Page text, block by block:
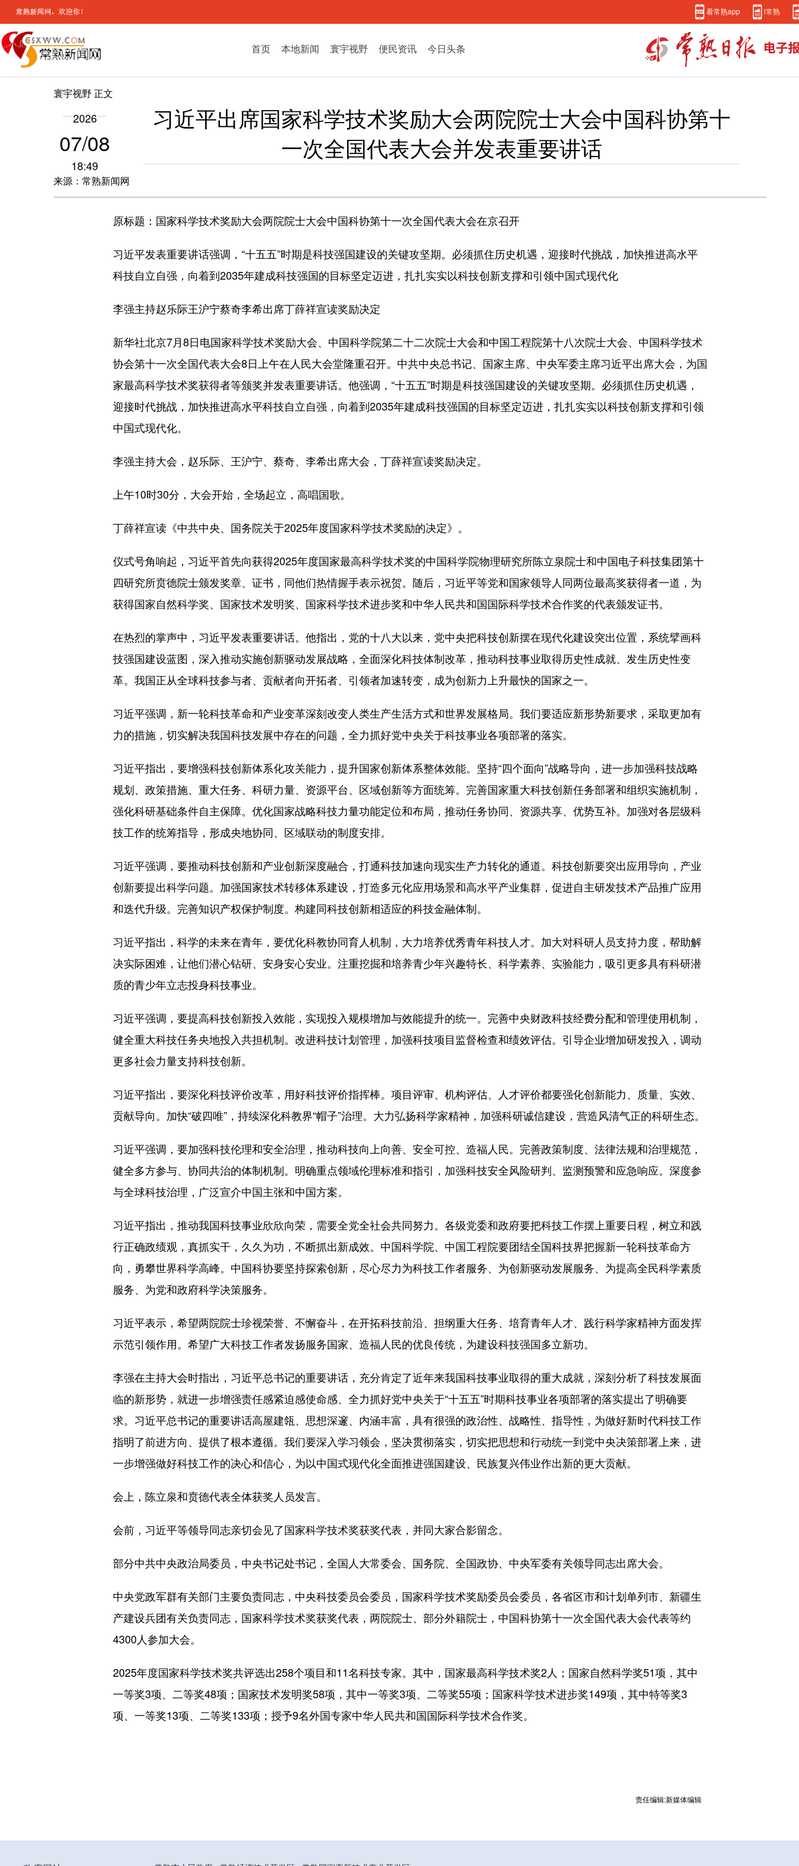
看常熟app i常熟
首页 本地新闻 寰宇视野 便民资讯 今日头条
寰宇视野 正文
2026
07/08
18:49
来源：常熟新闻网
习近平出席国家科学技术奖励大会两院院士大会中国科协第十
一次全国代表大会并发表重要讲话
原标题：国家科学技术奖励大会两院院士大会中国科协第十一次全国代表大会在京召开
习近平发表重要讲话强调，“十五五”时期是科技强国建设的关键攻坚期。必须抓住历史机遇，迎接时代挑战，加快推进高水平
科技自立自强，向着到2035年建成科技强国的目标坚定迈进，扎扎实实以科技创新支撑和引领中国式现代化
李强主持赵乐际王沪宁蔡奇李希出席丁薛祥宣读奖励决定
新华社北京7月8日电国家科学技术奖励大会、中国科学院第二十二次院士大会和中国工程院第十八次院士大会、中国科学技术
协会第十一次全国代表大会8日上午在人民大会堂隆重召开。中共中央总书记、国家主席、中央军委主席习近平出席大会，为国
家最高科学技术奖获得者等颁奖并发表重要讲话。他强调，“十五五”时期是科技强国建设的关键攻坚期。必须抓住历史机遇，
迎接时代挑战，加快推进高水平科技自立自强，向着到2035年建成科技强国的目标坚定迈进，扎扎实实以科技创新支撑和引领
中国式现代化。
李强主持大会，赵乐际、王沪宁、蔡奇、李希出席大会，丁薛祥宣读奖励决定。
上午10时30分，大会开始，全场起立，高唱国歌。
丁薛祥宣读《中共中央、国务院关于2025年度国家科学技术奖励的决定》。
仪式号角响起，习近平首先向获得2025年度国家最高科学技术奖的中国科学院物理研究所陈立泉院士和中国电子科技集团第十
四研究所贲德院士颁发奖章、证书，同他们热情握手表示祝贺。随后，习近平等党和国家领导人同两位最高奖获得者一道，为
获得国家自然科学奖、国家技术发明奖、国家科学技术进步奖和中华人民共和国国际科学技术合作奖的代表颁发证书。
在热烈的掌声中，习近平发表重要讲话。他指出，党的十八大以来，党中央把科技创新摆在现代化建设突出位置，系统擘画科
技强国建设蓝图，深入推动实施创新驱动发展战略，全面深化科技体制改革，推动科技事业取得历史性成就、发生历史性变
革。我国正从全球科技参与者、贡献者向开拓者、引领者加速转变，成为创新力上升最快的国家之一。
习近平强调，新一轮科技革命和产业变革深刻改变人类生产生活方式和世界发展格局。我们要适应新形势新要求，采取更加有
力的措施，切实解决我国科技发展中存在的问题，全力抓好党中央关于科技事业各项部署的落实。
习近平指出，要增强科技创新体系化攻关能力，提升国家创新体系整体效能。坚持“四个面向”战略导向，进一步加强科技战略
规划、政策措施、重大任务、科研力量、资源平台、区域创新等方面统筹。完善国家重大科技创新任务部署和组织实施机制，
强化科研基础条件自主保障。优化国家战略科技力量功能定位和布局，推动任务协同、资源共享、优势互补。加强对各层级科
技工作的统筹指导，形成央地协同、区域联动的制度安排。
习近平强调，要推动科技创新和产业创新深度融合，打通科技加速向现实生产力转化的通道。科技创新要突出应用导向，产业
创新要提出科学问题。加强国家技术转移体系建设，打造多元化应用场景和高水平产业集群，促进自主研发技术产品推广应用
和迭代升级。完善知识产权保护制度。构建同科技创新相适应的科技金融体制。
习近平指出，科学的未来在青年，要优化科教协同育人机制，大力培养优秀青年科技人才。加大对科研人员支持力度，帮助解
决实际困难，让他们潜心钻研、安身安心安业。注重挖掘和培养青少年兴趣特长、科学素养、实验能力，吸引更多具有科研潜
质的青少年立志投身科技事业。
习近平强调，要提高科技创新投入效能，实现投入规模增加与效能提升的统一。完善中央财政科技经费分配和管理使用机制，
健全重大科技任务央地投入共担机制。改进科技计划管理，加强科技项目监督检查和绩效评估。引导企业增加研发投入，调动
更多社会力量支持科技创新。
习近平指出，要深化科技评价改革，用好科技评价指挥棒。项目评审、机构评估、人才评价都要强化创新能力、质量、实效、
贡献导向。加快“破四唯”，持续深化科教界“帽子”治理。大力弘扬科学家精神，加强科研诚信建设，营造风清气正的科研生态。
习近平强调，要加强科技伦理和安全治理，推动科技向上向善、安全可控、造福人民。完善政策制度、法律法规和治理规范，
健全多方参与、协同共治的体制机制。明确重点领域伦理标准和指引，加强科技安全风险研判、监测预警和应急响应。深度参
与全球科技治理，广泛宣介中国主张和中国方案。
习近平指出，推动我国科技事业欣欣向荣，需要全党全社会共同努力。各级党委和政府要把科技工作摆上重要日程，树立和践
行正确政绩观，真抓实干，久久为功，不断抓出新成效。中国科学院、中国工程院要团结全国科技界把握新一轮科技革命方
向，勇攀世界科学高峰。中国科协要坚持探索创新，尽心尽力为科技工作者服务、为创新驱动发展服务、为提高全民科学素质
服务、为党和政府科学决策服务。
习近平表示，希望两院院士珍视荣誉、不懈奋斗，在开拓科技前沿、担纲重大任务、培育青年人才、践行科学家精神方面发挥
示范引领作用。希望广大科技工作者发扬服务国家、造福人民的优良传统，为建设科技强国多立新功。
李强在主持大会时指出，习近平总书记的重要讲话，充分肯定了近年来我国科技事业取得的重大成就，深刻分析了科技发展面
临的新形势，就进一步增强责任感紧迫感使命感、全力抓好党中央关于“十五五”时期科技事业各项部署的落实提出了明确要
求。习近平总书记的重要讲话高屋建瓴、思想深邃、内涵丰富，具有很强的政治性、战略性、指导性，为做好新时代科技工作
指明了前进方向、提供了根本遵循。我们要深入学习领会，坚决贯彻落实，切实把思想和行动统一到党中央决策部署上来，进
一步增强做好科技工作的决心和信心，为以中国式现代化全面推进强国建设、民族复兴伟业作出新的更大贡献。
会上，陈立泉和贲德代表全体获奖人员发言。
会前，习近平等领导同志亲切会见了国家科学技术奖获奖代表，并同大家合影留念。
部分中共中央政治局委员，中央书记处书记，全国人大常委会、国务院、全国政协、中央军委有关领导同志出席大会。
中央党政军群有关部门主要负责同志，中央科技委员会委员，国家科学技术奖励委员会委员，各省区市和计划单列市、新疆生
产建设兵团有关负责同志，国家科学技术奖获奖代表，两院院士、部分外籍院士，中国科协第十一次全国代表大会代表等约
4300人参加大会。
2025年度国家科学技术奖共评选出258个项目和11名科技专家。其中，国家最高科学技术奖2人；国家自然科学奖51项，其中
一等奖3项、二等奖48项；国家技术发明奖58项，其中一等奖3项、二等奖55项；国家科学技术进步奖149项，其中特等奖3
项、一等奖13项、二等奖133项；授予9名外国专家中华人民共和国国际科学技术合作奖。
责任编辑:新媒体编辑